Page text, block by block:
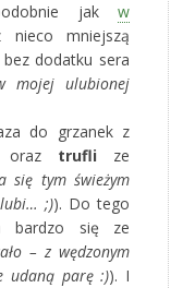
jak w
mniejszą
dodatku sera
mojej ulubionej
do grzanek z
oraz trufli ze
się tym świeżym
;)). Do tego
bardzo się ze
– z wędzonym
udaną parę :)). I